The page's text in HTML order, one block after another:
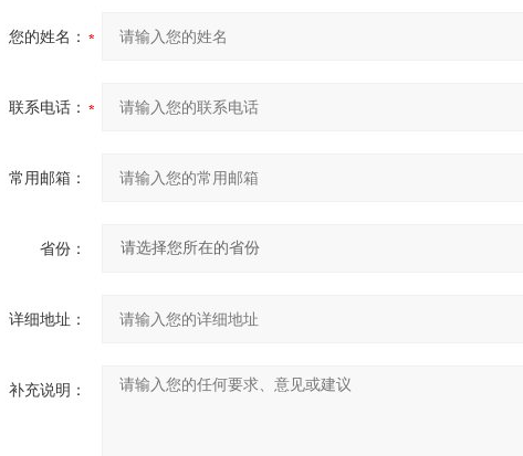
您的姓名：
联系电话：
常用邮箱：
省份：
详细地址：
补充说明：